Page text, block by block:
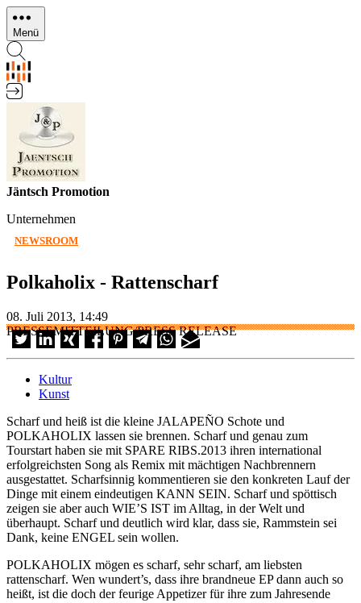
Direkt
zum
Inhalt
Menü
Jäntsch Promotion
Unternehmen
NEWSROOM
Polkaholix - Rattenscharf
08. Juli 2013, 14:49
PRESSEMITTEILUNG/PRESS RELEASE
Kultur
Kunst
Scharf und heiß ist die kleine JALAPEÑO Schote und
POLKAHOLIX lassen sie brennen. Scharf und genau zum
Tourstart haben sie mit SPARE RIBS.2013 ihren international
erfolgreichsten Song als Remix mit mächtigen Nachbrennern
ausgestattet. Scharfsinnig kommentieren sie den konkreten Lauf der
Dinge mit einem eindeutigen KANN SEIN. Scharf und spöttisch
zeigen sie aber auch WIE’S IST im Alltag, in der Welt und
überhaupt. Scharf und deutlich wird klar, dass sie, Rammstein sei
Dank, keine ENGEL sein wollen.
POLKAHOLIX mögen es scharf, sehr scharf, am liebsten
rattenscharf. Wen wundert’s, dass ihre brandneue EP dann auch so
heißt, ist die doch der feurige Appetizer für ihre zum Jahresende